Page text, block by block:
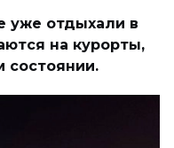
уже отдыхали в
на курорты,
состоянии.